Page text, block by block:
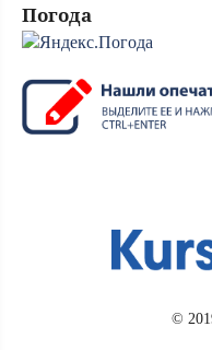
Погода
©